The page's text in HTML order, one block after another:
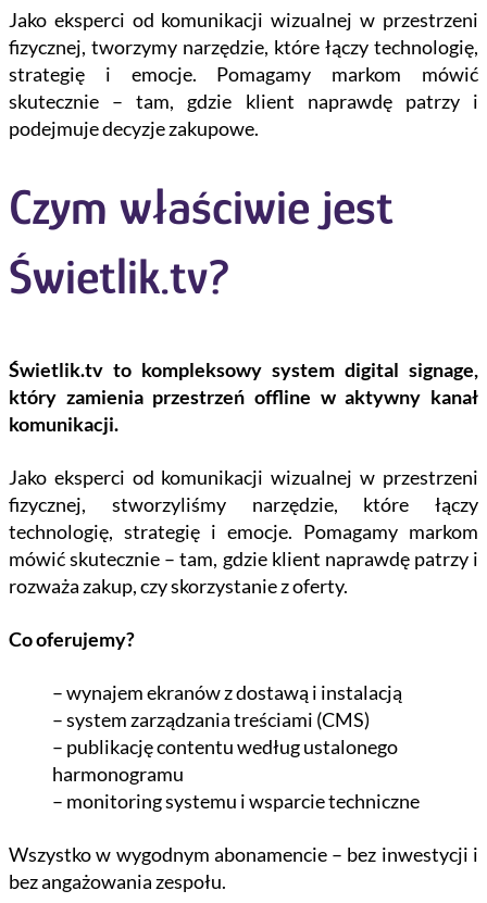
Jako eksperci od komunikacji wizualnej w przestrzeni
fizycznej, tworzymy narzędzie, które łączy technologię,
strategię i emocje. Pomagamy markom mówić
skutecznie – tam, gdzie klient naprawdę patrzy i
podejmuje decyzje zakupowe.
Czym właściwie jest
Świetlik.tv?
Świetlik.tv to kompleksowy system digital signage,
który zamienia przestrzeń offline w aktywny kanał
komunikacji.
Jako eksperci od komunikacji wizualnej w przestrzeni
fizycznej, stworzyliśmy narzędzie, które łączy
technologię, strategię i emocje. Pomagamy markom
mówić skutecznie – tam, gdzie klient naprawdę patrzy i
rozważa zakup, czy skorzystanie z oferty.
Co oferujemy?
– wynajem ekranów z dostawą i instalacją
– system zarządzania treściami (CMS)
– publikację contentu według ustalonego
harmonogramu
– monitoring systemu i wsparcie techniczne
Wszystko w wygodnym abonamencie – bez inwestycji i
bez angażowania zespołu.